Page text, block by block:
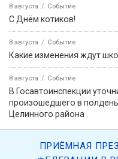
8 августа Событие
С Днём котиков!
8 августа Событие
Какие изменения ждут
8 августа Событие
В Госавтоинспекции
произошедшего в полдень
Целинного района
ПРИЁМНАЯ